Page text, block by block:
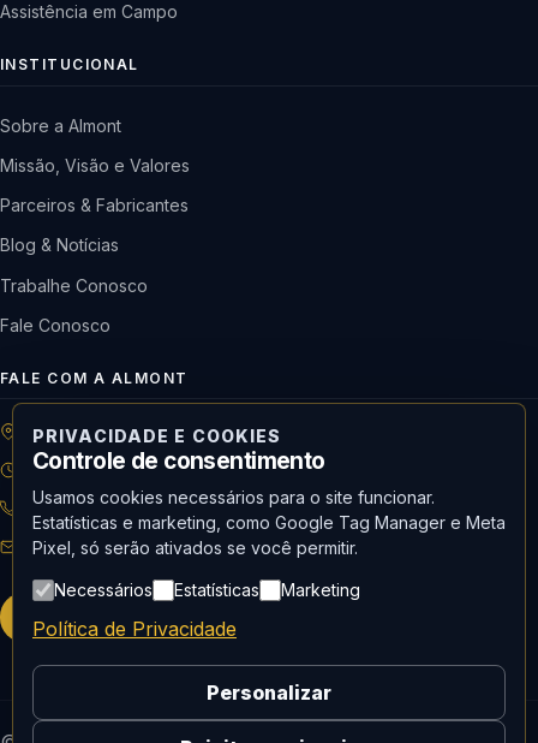
Assistência em Campo
INSTITUCIONAL
Sobre a Almont
Missão, Visão e Valores
Parceiros & Fabricantes
Blog & Notícias
Trabalhe Conosco
Fale Conosco
FALE COM A ALMONT
R: Horácio de Castilho, 284 Vila Maria | São Paulo-SP
08h às 18h | Seg. a Qui. | 08h às 17h | Sex.
11 3488-9300 RECEPÇÃO
recepcao@almont.com.br
Solicitar orçamento
PRIVACIDADE E COOKIES
Controle de consentimento
Usamos cookies necessários para o site funcionar.
Estatísticas e marketing, como Google Tag Manager e Meta
Pixel, só serão ativados se você permitir.
Necessários Estatísticas Marketing
Política de Privacidade
Personalizar